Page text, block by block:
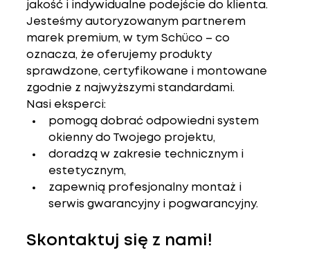
jakość i indywidualne podejście do klienta.
Jesteśmy autoryzowanym partnerem
marek premium, w tym Schüco – co
oznacza, że oferujemy produkty
sprawdzone, certyfikowane i montowane
zgodnie z najwyższymi standardami.
Nasi eksperci:
pomogą dobrać odpowiedni system
okienny do Twojego projektu,
doradzą w zakresie technicznym i
estetycznym,
zapewnią profesjonalny montaż i
serwis gwarancyjny i pogwarancyjny.
Skontaktuj się z nami!